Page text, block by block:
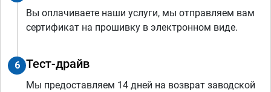
Вы оплачиваете наши услуги, мы отправляем вам
сертификат на прошивку в электронном виде.
6 Тест-драйв
Мы предоставляем 14 дней на возврат заводской